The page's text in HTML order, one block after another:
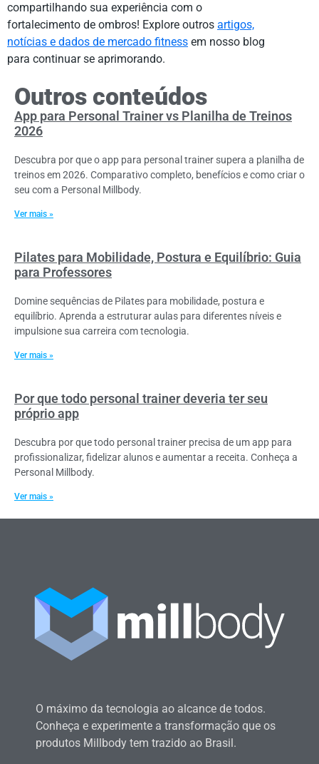
compartilhando sua experiência com o
fortalecimento de ombros! Explore outros artigos,
notícias e dados de mercado fitness em nosso blog
para continuar se aprimorando.
Outros conteúdos
App para Personal Trainer vs Planilha de Treinos
2026
Descubra por que o app para personal trainer supera a planilha de
treinos em 2026. Comparativo completo, benefícios e como criar o
seu com a Personal Millbody.
Ver mais »
Pilates para Mobilidade, Postura e Equilíbrio: Guia
para Professores
Domine sequências de Pilates para mobilidade, postura e
equilíbrio. Aprenda a estruturar aulas para diferentes níveis e
impulsione sua carreira com tecnologia.
Ver mais »
Por que todo personal trainer deveria ter seu
próprio app
Descubra por que todo personal trainer precisa de um app para
profissionalizar, fidelizar alunos e aumentar a receita. Conheça a
Personal Millbody.
Ver mais »
O máximo da tecnologia ao alcance de todos.
Conheça e experimente a transformação que os
produtos Millbody tem trazido ao Brasil.